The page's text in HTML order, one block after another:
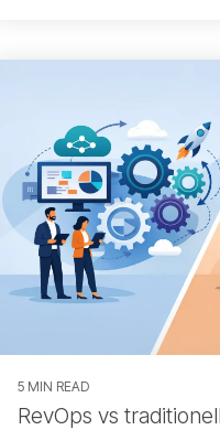
5 MIN READ
RevOps vs